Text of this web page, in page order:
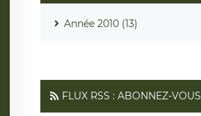
Année 2010 (13)
FLUX RSS : ABONNEZ-VOUS